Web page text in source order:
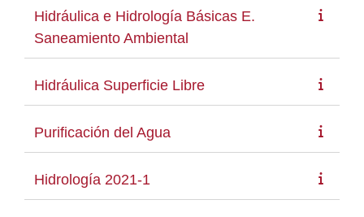
Hidráulica e Hidrología Básicas E.
Saneamiento Ambiental
Hidráulica Superficie Libre
Purificación del Agua
Hidrología 2021-1